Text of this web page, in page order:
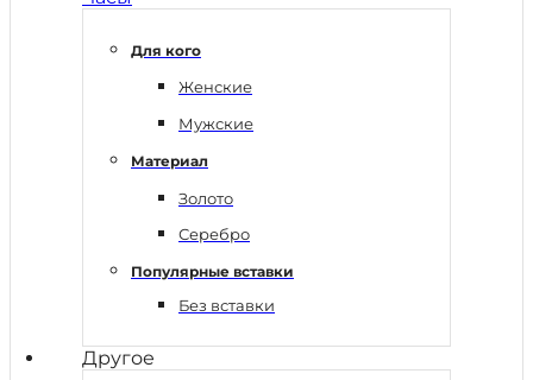
Для кого
Женские
Мужские
Материал
Золото
Серебро
Популярные вставки
Без вставки
Другое